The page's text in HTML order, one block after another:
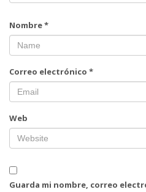
Nombre*
Correo electrónico *
Web
Guarda mi nombre, correo